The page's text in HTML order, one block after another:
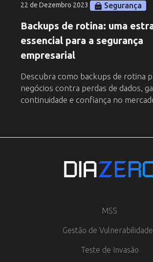
22 de Dezembro 2023 Segurança
Backups de rotina: uma
essencial para a segurança
empresarial
Descubra como backups de rotina
negócios contra perdas de dados,
continuidade e confiança no
MSS
Gestão de
Teste de Invasão